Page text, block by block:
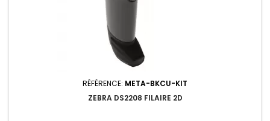
RÉFÉRENCE: META-BKCU-KIT
ZEBRA DS2208 FILAIRE 2D